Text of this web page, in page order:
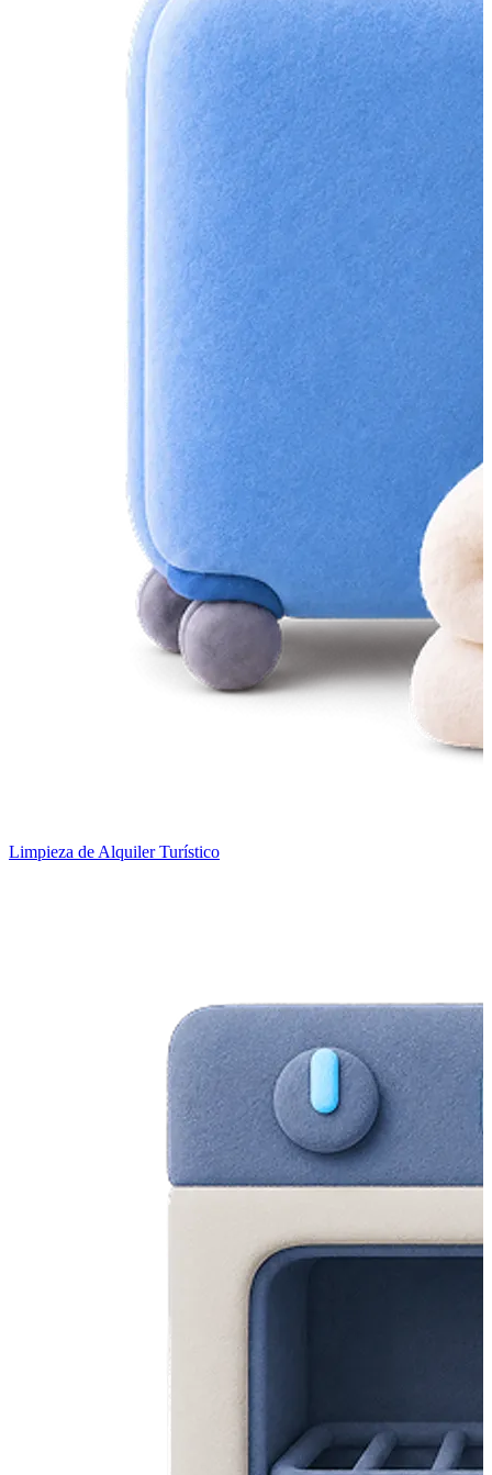
Limpieza de Alquiler Turístico